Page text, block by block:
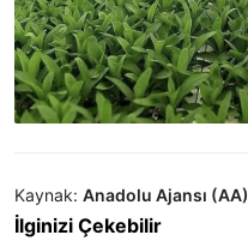
Kaynak: Anadolu Ajansı (AA)